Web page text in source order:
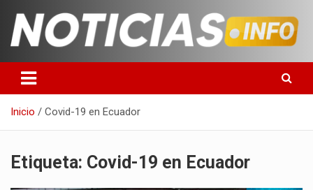
contenido
Noticias en español
Inicio Covid-19 en Ecuador
Etiqueta: Covid-19 en Ecuador